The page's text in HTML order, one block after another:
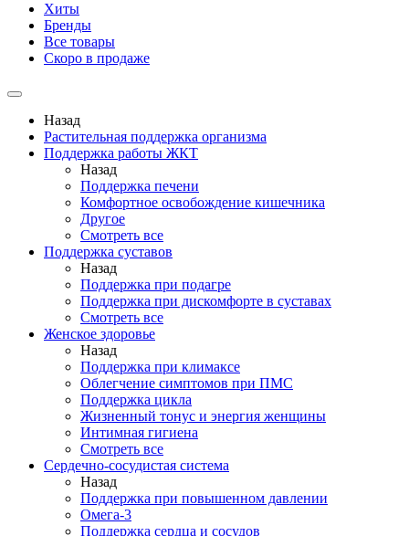
Хиты
Бренды
Все товары
Скоро в продаже
Назад
Растительная поддержка организма
Поддержка работы ЖКТ
Назад
Поддержка печени
Комфортное освобождение кишечника
Другое
Смотреть все
Поддержка суставов
Назад
Поддержка при подагре
Поддержка при дискомфорте в суставах
Смотреть все
Женское здоровье
Назад
Поддержка при климаксе
Облегчение симптомов при ПМС
Поддержка цикла
Жизненный тонус и энергия женщины
Интимная гигиена
Смотреть все
Сердечно-сосудистая система
Назад
Поддержка при повышенном давлении
Омега-3
Поддержка сердца и сосудов